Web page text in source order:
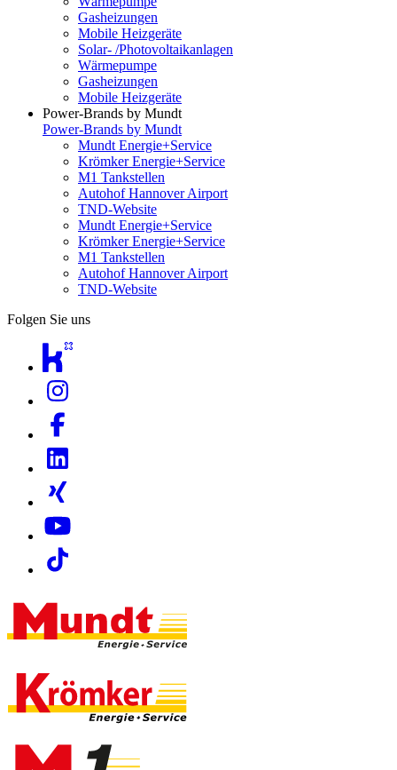
Gasheizungen
Mobile Heizgeräte
Solar- /Photovoltaikanlagen
Wärmepumpe
Gasheizungen
Mobile Heizgeräte
Power-Brands by Mundt
Power-Brands by Mundt
Mundt Energie+Service
Krömker Energie+Service
M1 Tankstellen
Autohof Hannover Airport
TND-Website
Mundt Energie+Service
Krömker Energie+Service
M1 Tankstellen
Autohof Hannover Airport
TND-Website
Folgen Sie uns